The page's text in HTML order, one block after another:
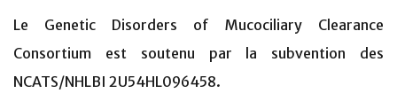
Le Genetic Disorders of Mucociliary Clearance
Consortium est soutenu par la subvention des
NCATS/NHLBI 2U54HL096458.